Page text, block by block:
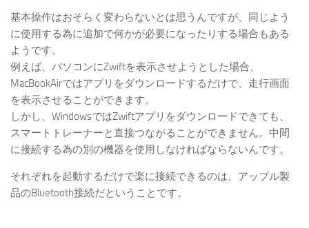
基本操作はおそらく変わらないとは思うんですが、同じよう
に使用する為に追加で何かが必要になったりする場合もある
ようです。
例えば、パソコンにZwiftを表示させようとした場合、
MacBookAirではアプリをダウンロードするだけで、走行画面
を表示させることができます。
しかし、WindowsではZwiftアプリをダウンロードできても、
スマートトレーナーと直接つながることができません。中間
に接続する為の別の機器を使用しなければならないんです。
それぞれを起動するだけで楽に接続できるのは、アップル製
品のBluetooth接続だということです。